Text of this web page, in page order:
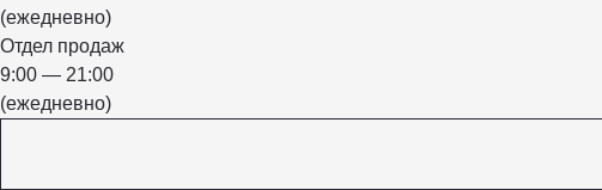
(ежедневно)
Отдел продаж
9:00 — 21:00
(ежедневно)